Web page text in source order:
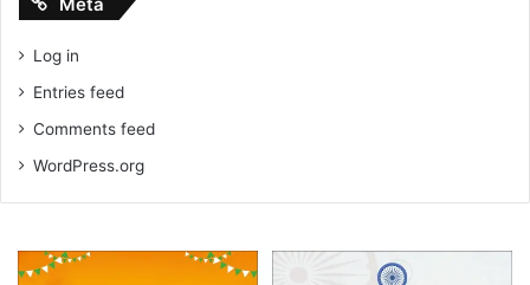
Log in
Entries feed
Comments feed
WordPress.org